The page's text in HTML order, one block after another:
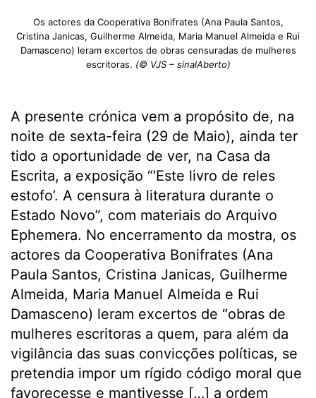
Os actores da Cooperativa Bonifrates (Ana Paula Santos,
Cristina Janicas, Guilherme Almeida, Maria Manuel Almeida e Rui
Damasceno) leram excertos de obras censuradas de mulheres
escritoras. (© VJS – sinalAberto)
A presente crónica vem a propósito de, na
noite de sexta-feira (29 de Maio), ainda ter
tido a oportunidade de ver, na Casa da
Escrita, a exposição “’Este livro de reles
estofo’. A censura à literatura durante o
Estado Novo”, com materiais do Arquivo
Ephemera. No encerramento da mostra, os
actores da Cooperativa Bonifrates (Ana
Paula Santos, Cristina Janicas, Guilherme
Almeida, Maria Manuel Almeida e Rui
Damasceno) leram excertos de “obras de
mulheres escritoras a quem, para além da
vigilância das suas convicções políticas, se
pretendia impor um rígido código moral que
favorecesse e mantivesse […] a ordem